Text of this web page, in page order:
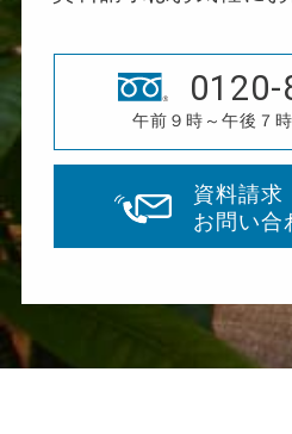
午前９時～午後７時
資料請求
お問い合